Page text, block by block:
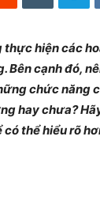
thực hiện các
cạnh đó,
chức năng
hay chưa?
thể hiểu rõ